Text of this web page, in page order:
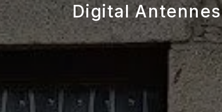
Digital Antennes